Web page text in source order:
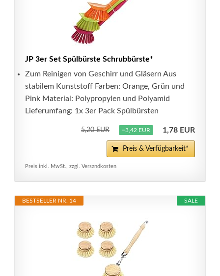
JP 3er Set Spülbürste Schrubbürste*
Zum Reinigen von Geschirr und Gläsern Aus
stabilem Kunststoff Farben: Orange, Grün und
Pink Material: Polypropylen und Polyamid
Lieferumfang: 1x 3er Pack Spülbürsten
5,20 EUR −3,42 EUR 1,78 EUR
Preis & Verfügbarkeit*
Preis inkl. MwSt., zzgl. Versandkosten
SALE
BESTSELLER NR. 14